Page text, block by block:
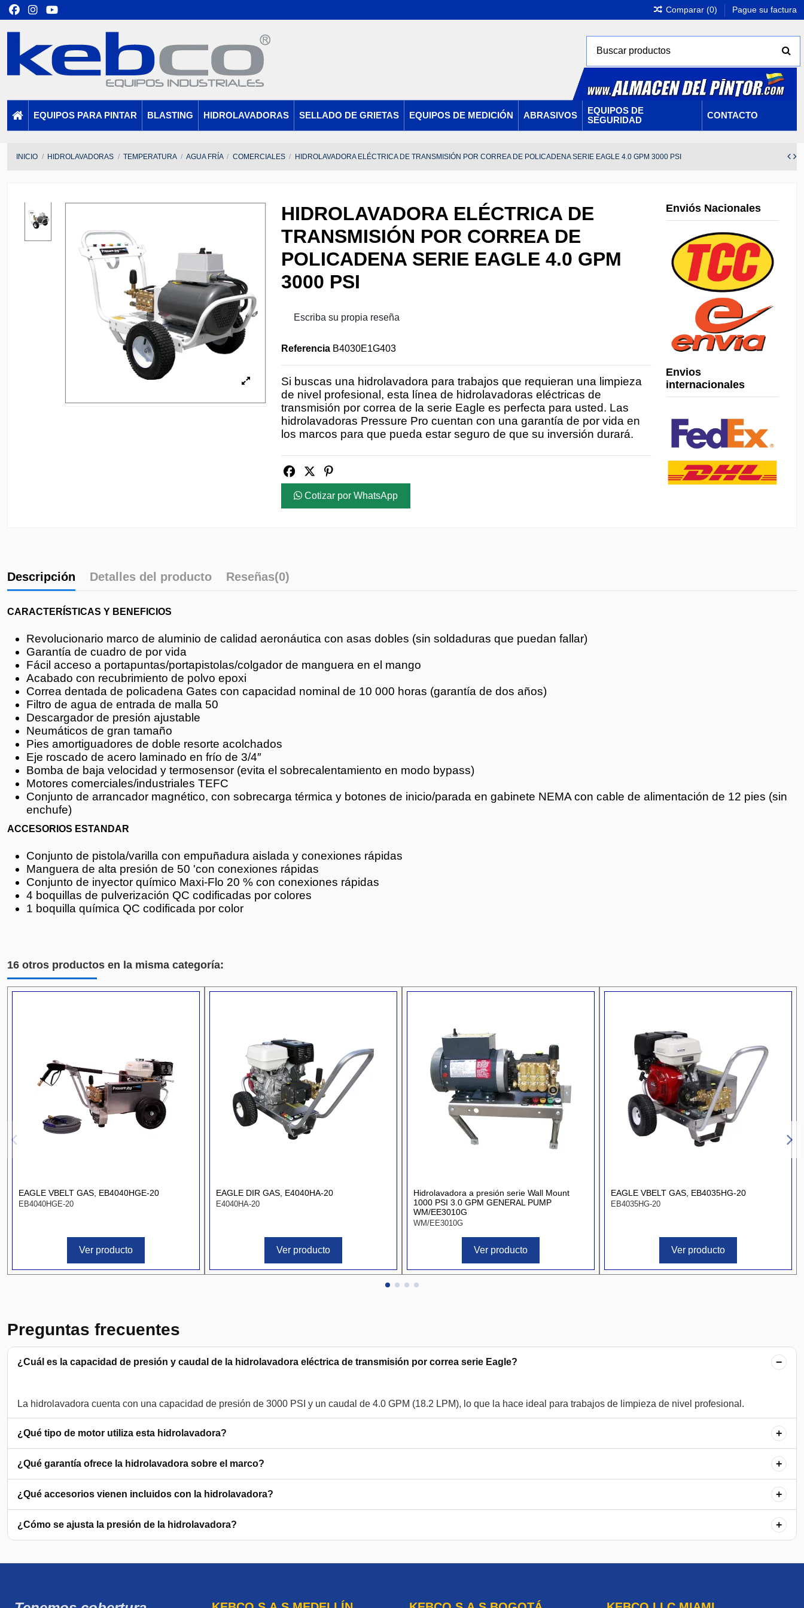
Comparar (0) Pague su factura
EQUIPOS PARA PINTAR BLASTING HIDROLAVADORAS SELLADO DE GRIETAS EQUIPOS DE MEDICIÓN ABRASIVOS
EQUIPOS DE
SEGURIDAD
CONTACTO
INICIO HIDROLAVADORAS TEMPERATURA AGUA FRÍA COMERCIALES HIDROLAVADORA ELÉCTRICA DE TRANSMISIÓN POR CORREA DE POLICADENA SERIE EAGLE 4.0 GPM 3000 PSI
HIDROLAVADORA ELÉCTRICA DE
TRANSMISIÓN POR CORREA DE
POLICADENA SERIE EAGLE 4.0 GPM
3000 PSI
Escriba su propia reseña
Referencia B4030E1G403
Si buscas una hidrolavadora para trabajos que requieran una limpieza
de nivel profesional, esta línea de hidrolavadoras eléctricas de
transmisión por correa de la serie Eagle es perfecta para usted. Las
hidrolavadoras Pressure Pro cuentan con una garantía de por vida en
los marcos para que pueda estar seguro de que su inversión durará.
Cotizar por WhatsApp
Enviós Nacionales
Envios
internacionales
Descripción Detalles del producto Reseñas(0)
CARACTERÍSTICAS Y BENEFICIOS
Revolucionario marco de aluminio de calidad aeronáutica con asas dobles (sin soldaduras que puedan fallar)
Garantía de cuadro de por vida
Fácil acceso a portapuntas/portapistolas/colgador de manguera en el mango
Acabado con recubrimiento de polvo epoxi
Correa dentada de policadena Gates con capacidad nominal de 10 000 horas (garantía de dos años)
Filtro de agua de entrada de malla 50
Descargador de presión ajustable
Neumáticos de gran tamaño
Pies amortiguadores de doble resorte acolchados
Eje roscado de acero laminado en frío de 3/4″
Bomba de baja velocidad y termosensor (evita el sobrecalentamiento en modo bypass)
Motores comerciales/industriales TEFC
Conjunto de arrancador magnético, con sobrecarga térmica y botones de inicio/parada en gabinete NEMA con cable de alimentación de 12 pies (sin
enchufe)
ACCESORIOS ESTANDAR
Conjunto de pistola/varilla con empuñadura aislada y conexiones rápidas
Manguera de alta presión de 50 'con conexiones rápidas
Conjunto de inyector químico Maxi-Flo 20 % con conexiones rápidas
4 boquillas de pulverización QC codificadas por colores
1 boquilla química QC codificada por color
16 otros productos en la misma categoría:
EAGLE VBELT GAS, EB4040HGE-20
EB4040HGE-20
Ver producto
EAGLE DIR GAS, E4040HA-20
E4040HA-20
Ver producto
Hidrolavadora a presión serie Wall Mount
1000 PSI 3.0 GPM GENERAL PUMP
WM/EE3010G
WM/EE3010G
Ver producto
EAGLE VBELT GAS, EB4035HG-20
EB4035HG-20
Ver producto
Preguntas frecuentes
¿Cuál es la capacidad de presión y caudal de la hidrolavadora eléctrica de transmisión por correa serie Eagle? −
¿Qué tipo de motor utiliza esta hidrolavadora? +
¿Qué garantía ofrece la hidrolavadora sobre el marco? +
¿Qué accesorios vienen incluidos con la hidrolavadora? +
¿Cómo se ajusta la presión de la hidrolavadora? +